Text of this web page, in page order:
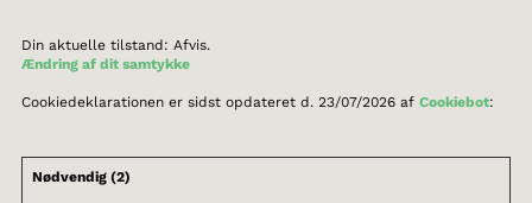
Din aktuelle tilstand: Afvis.
Ændring af dit samtykke
Cookiedeklarationen er sidst opdateret d. 23/07/2026 af Cookiebot:
Nødvendig (2)